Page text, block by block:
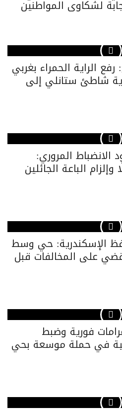
لشكاوى المواطنين
الراية الحمراء بغربي
شاطئ ستانلي إلى
المروري:
35 إشغالًا وإلزام الباعة الجائلين
الإسكندرية: حي وسط
على المخالفات قبل
غرامات فورية وضبط
في حملة موسعة بحي